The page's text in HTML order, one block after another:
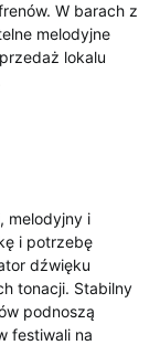
W barach z
melodyjne
lokalu
melodyjny i
i potrzebę
dźwięku
tonacji. Stabilny
podnoszą
festiwali na